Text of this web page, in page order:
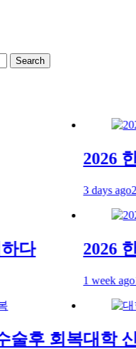
후 회복
2026 한
3 days ago2
2026 한
1 week ago 1
대학 신